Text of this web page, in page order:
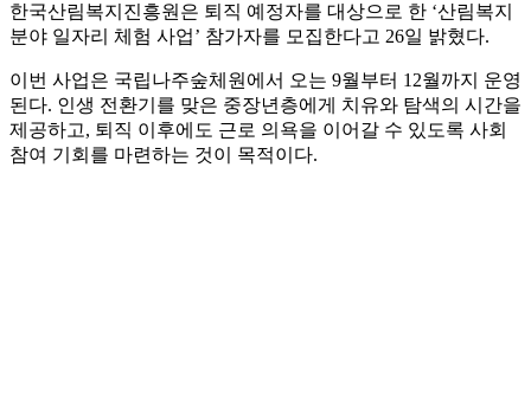
한국산림복지진흥원은 퇴직 예정자를 대상으로 한 ‘산림복지
분야 일자리 체험 사업’ 참가자를 모집한다고 26일 밝혔다.
이번 사업은 국립나주숲체원에서 오는 9월부터 12월까지 운영
된다. 인생 전환기를 맞은 중장년층에게 치유와 탐색의 시간을
제공하고, 퇴직 이후에도 근로 의욕을 이어갈 수 있도록 사회
참여 기회를 마련하는 것이 목적이다.